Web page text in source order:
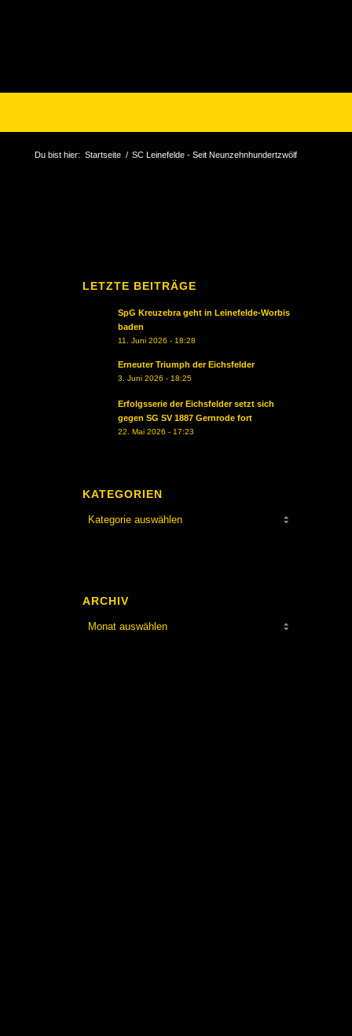
Du bist hier: Startseite / SC Leinefelde - Seit Neunzehnhundertzwölf
LETZTE BEITRÄGE
SpG Kreuzebra geht in Leinefelde-Worbis
baden
11. Juni 2026 - 18:28
Erneuter Triumph der Eichsfelder
3. Juni 2026 - 18:25
Erfolgsserie der Eichsfelder setzt sich
gegen SG SV 1887 Gernrode fort
22. Mai 2026 - 17:23
KATEGORIEN
Kategorien
ARCHIV